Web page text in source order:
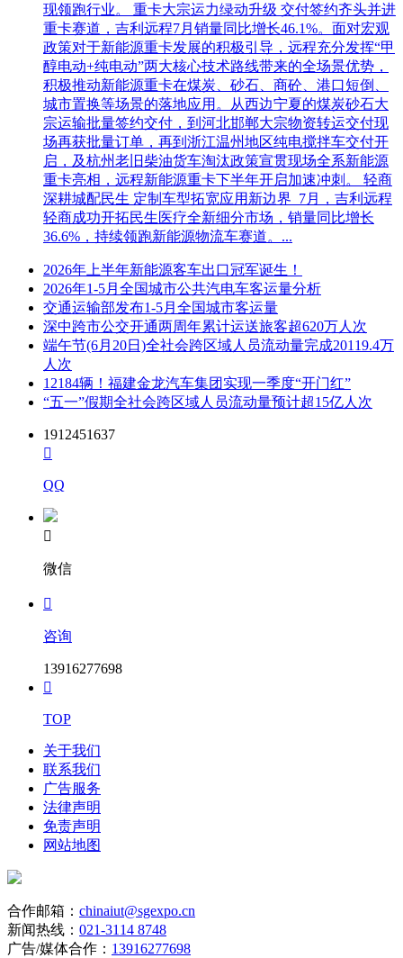
现领跑行业。 重卡大宗运力绿动升级 交付签约齐头并进
重卡赛道，吉利远程7月销量同比增长46.1%。面对宏观
政策对于新能源重卡发展的积极引导，远程充分发挥“甲
醇电动+纯电动”两大核心技术路线带来的全场景优势，
积极推动新能源重卡在煤炭、砂石、商砼、港口短倒、
城市置换等场景的落地应用。从西边宁夏的煤炭砂石大
宗运输批量签约交付，到河北邯郸大宗物资转运交付现
场再获批量订单，再到浙江温州地区纯电搅拌车交付开
启，及杭州老旧柴油货车淘汰政策宣贯现场全系新能源
重卡亮相，远程新能源重卡下半年开启加速冲刺。 轻商
深耕城配民生 定制车型拓宽应用新边界 7月，吉利远程
轻商成功开拓民生医疗全新细分市场，销量同比增长
36.6%，持续领跑新能源物流车赛道。...
2026年上半年新能源客车出口冠军诞生！
2026年1-5月全国城市公共汽电车客运量分析
交通运输部发布1-5月全国城市客运量
深中跨市公交开通两周年累计运送旅客超620万人次
端午节(6月20日)全社会跨区域人员流动量完成20119.4万
人次
12184辆！福建金龙汽车集团实现一季度“开门红”
“五一”假期全社会跨区域人员流动量预计超15亿人次
1912451637

QQ

微信

咨询
13916277698

TOP
关于我们
联系我们
广告服务
法律声明
免责声明
网站地图
合作邮箱： chinaiut@sgexpo.cn
新闻热线： 021-3114 8748
广告/媒体合作： 13916277698